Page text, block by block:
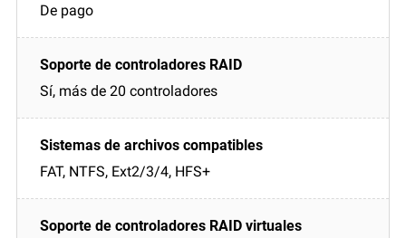
De pago
Sí, más de 20 controladores
FAT, NTFS, Ext2/3/4, HFS+